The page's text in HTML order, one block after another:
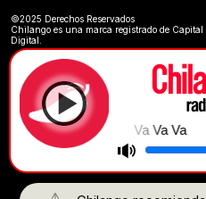
Va Va Va
©2025 Derechos Reservados
Chilango es una marca registrado de Capital
Digital.